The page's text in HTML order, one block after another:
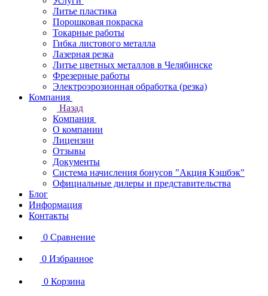
Литье пластика
Порошковая покраска
Токарные работы
Гибка листового металла
Лазерная резка
Литье цветных металлов в Челябинске
Фрезерные работы
Электроэрозионная обработка (резка)
Компания
Назад
Компания
О компании
Лицензии
Отзывы
Документы
Система начисления бонусов "Акция Кэшбэк"
Официальные дилеры и представительства
Блог
Информация
Контакты
0 Сравнение
0 Избранное
0 Корзина